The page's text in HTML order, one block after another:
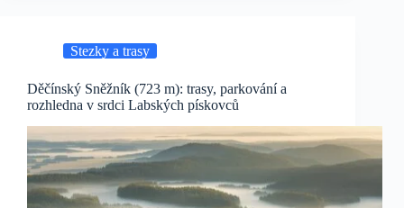
Stezky a trasy
Děčínský Sněžník (723 m): trasy, parkování a
rozhledna v srdci Labských pískovců